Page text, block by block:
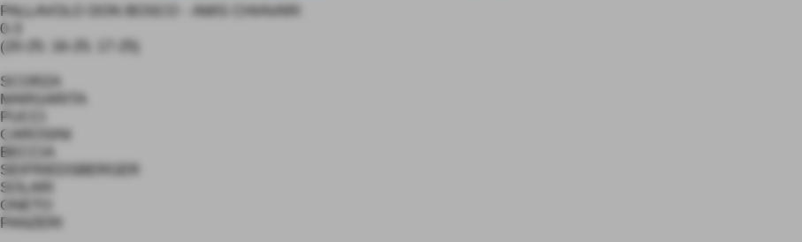
PALLAVOLO DON BOSCO - AMIS CHIAVARI
0-3
(20-25; 16-25; 17-25)
SCORZA
MARGARITA
PUCCI
CAROSINI
BECCIA
SEIFRIEDSBERGER
SOLARI
ONETO
PANZERI